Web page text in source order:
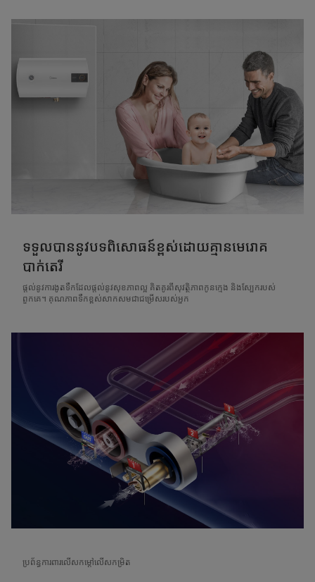
ទទួលបាននូវបទពិសោធន៍ខ្ពស់ដោយគ្មានមេរោគ
បាក់តេរី
ផ្តល់នូវការងូតទឹកដែលផ្តល់នូវសុខភាពល្អ គិតគូរពីសុវត្ថិភាពកូនក្មេង និងស្បែករបស់
ពួកគេ។ គុណភាពទឹកខ្ពស់សាកសមជាជម្រើសរបស់អ្នក
ប្រព័ន្ធការពារលើសកម្តៅលើសកម្រិត